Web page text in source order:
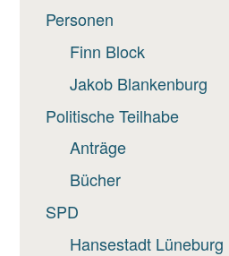
Personen
Finn Block
Jakob Blankenburg
Politische Teilhabe
Anträge
Bücher
SPD
Hansestadt Lüneburg